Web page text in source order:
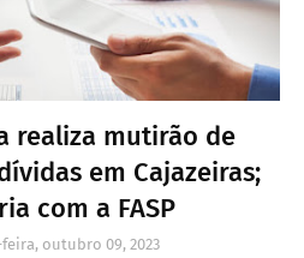
realiza mutirão de
em Cajazeiras;
com a FASP
outubro 09, 2023